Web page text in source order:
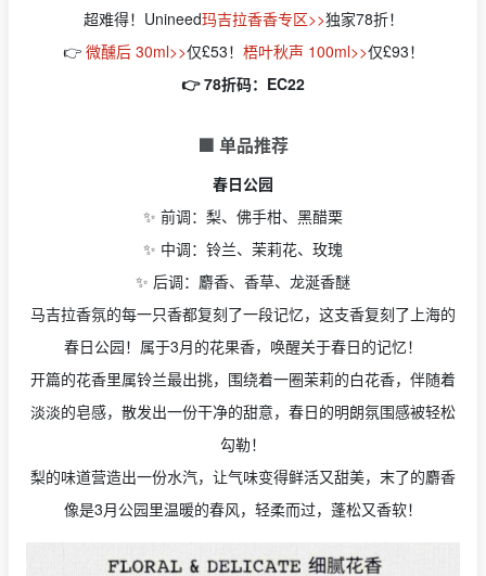
超难得！Unineed玛吉拉香香专区>>独家78折！
👉 微醺后 30ml>>仅£53！ 梧叶秋声 100ml>>仅£93！
👉 78折码：EC22
🟩 单品推荐
春日公园
✨ 前调：梨、佛手柑、黑醋栗
✨ 中调：铃兰、茉莉花、玫瑰
✨ 后调：麝香、香草、龙涎香醚
马吉拉香氛的每一只香都复刻了一段记忆，这支香复刻了上海的
春日公园！属于3月的花果香，唤醒关于春日的记忆！
开篇的花香里属铃兰最出挑，围绕着一圈茉莉的白花香，伴随着
淡淡的皂感，散发出一份干净的甜意，春日的明朗氛围感被轻松
勾勒！
梨的味道营造出一份水汽，让气味变得鲜活又甜美，末了的麝香
像是3月公园里温暖的春风，轻柔而过，蓬松又香软！